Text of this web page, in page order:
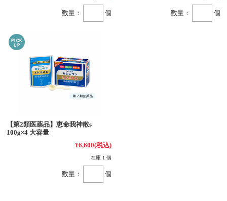
数量： 個 数量： 個
【第2類医薬品】恵命我神散s
100g×4 大容量
¥6,600(税込)
在庫 1 個
数量： 個